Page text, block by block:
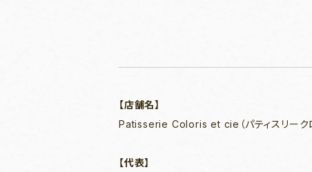
【店舗名】
Patisserie Coloris et cie（パティスリーク
【代表】